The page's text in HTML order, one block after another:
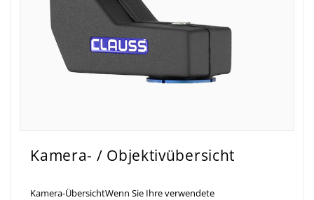
Kamera- / Objektivübersicht
Kamera-ÜbersichtWenn Sie Ihre verwendete